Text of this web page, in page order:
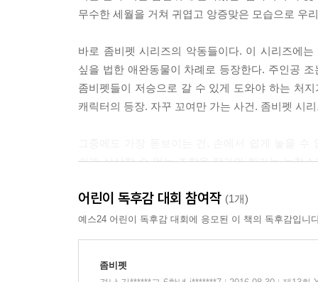
조는 나지막하게 속삭였다. 그런 다음 다시 한 번
“애완동물이 있었으면 좋겠어!”
끄고 눈을 감았다. 하지만 강아지 생각을 떨칠 수
그때 무슨 소리가 났다. 무언가를 긁어 대는 소리
조는 꼼짝하지 않고 귀를 기울였다. 또 들렸다.
사각사각, 서걱서걱, 타다닥…….
“내가 왜 이렇게 먼지투성이인지 알고 싶지 않아?
“아니, 안 궁금해. 네가 왜 그렇게 먼지투성이인지
조는 골내며 코를 닦았다.
하지만 조가 말하는 사이에 햄스터는 또 재채기를
조는 이를 악물었다.
무수한 세월을 거쳐 귀엽고 앙증맞은 모습으로 우
바로 좀비펫 시리즈의 악동들이다. 이 시리즈에
싶을 법한 애완동물이 차례로 등장한다. 주인공
좀비펫들이 저승으로 갈 수 있게 도와야 하는 처
캐릭터의 등장. 자꾸 꼬여만 가는 사건. 좀비펫 시
쉽게 상상할 수 없는 조합을 작가와 화가는 능청
움직인다.
어린이 독후감 대회 참여작 (1개)
예스24 어린이 독후감 대회에 응모된 이 책의 독후감입니
좀비펫